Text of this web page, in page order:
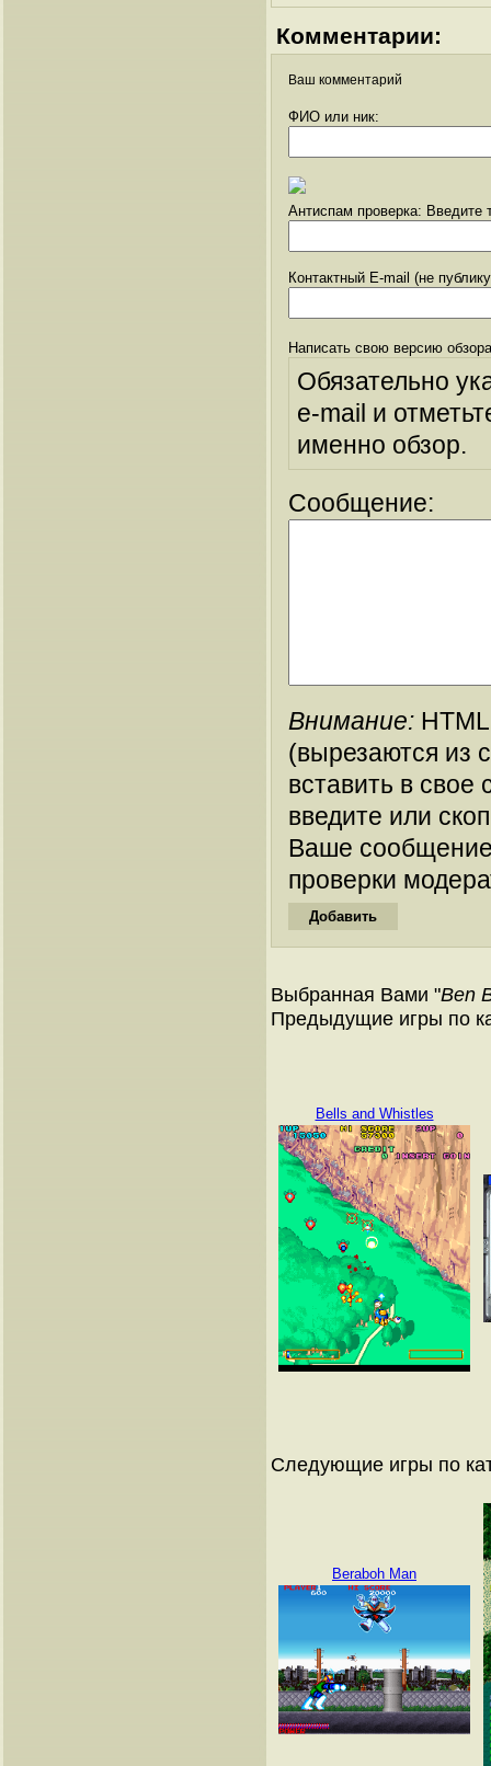
Комментарии:
Ваш комментарий
ФИО или ник:
Антиспам проверка: Введите
Контактный E-mail (не
Написать свою версию
Обязательно
e-mail и
именно обзор.
Сообщение:
Внимание:
(вырезаются из
вставить в
введите или
Ваше
проверки
Выбранная Вами "Ben
Предыдущие игры по
Bells and Whistles
Следующие игры по
Beraboh Man